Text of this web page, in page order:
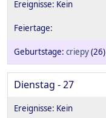
criepy(26)
Dienstag - 27